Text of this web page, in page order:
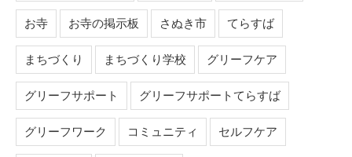
お寺 お寺の掲示板 さぬき市 てらすば
まちづくり まちづくり学校 グリーフケア
グリーフサポート グリーフサポートてらすば
グリーフワーク コミュニティ セルフケア